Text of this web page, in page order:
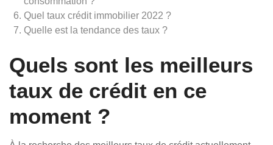
Quel taux crédit immobilier 2022 ?
Quelle est la tendance des taux ?
Quels sont les meilleurs
taux de crédit en ce
moment ?